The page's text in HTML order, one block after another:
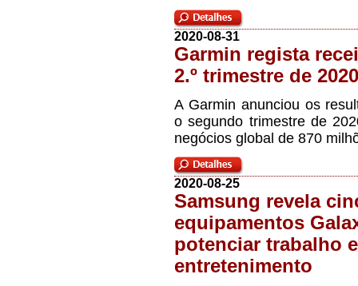
2020-08-31
Garmin regista
2.º trimestre de 2020
A Garmin anunciou os
o segundo trimestre de
negócios global de 870
2020-08-25
Samsung revela
equipamentos
potenciar trabalho e
entretenimento